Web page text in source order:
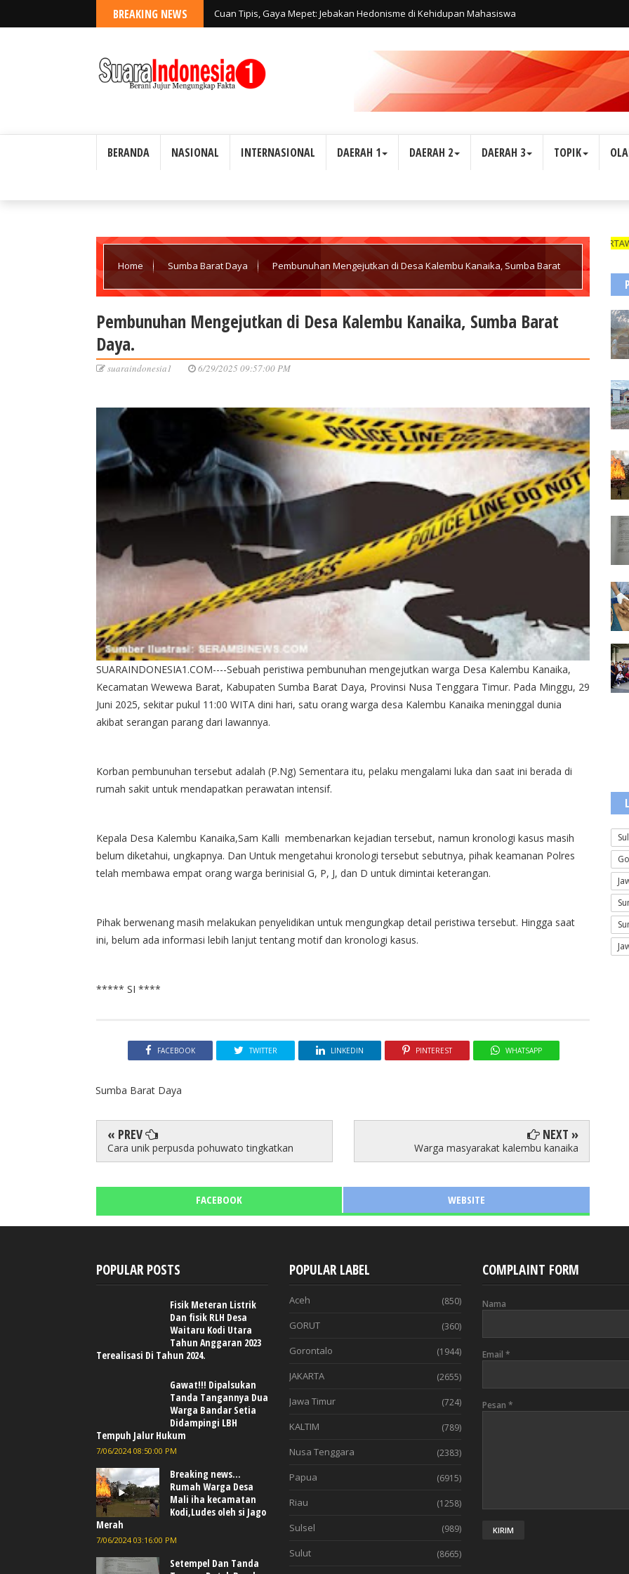
BREAKING NEWS Cuan Tipis, Gaya Mepet: Jebakan Hedonisme di Kehidupan Mahasiswa
BERANDA NASIONAL INTERNASIONAL DAERAH 1 DAERAH 2 DAERAH 3 TOPIK
Home Sumba Barat Daya Pembunuhan Mengejutkan di Desa Kalembu Kanaika, Sumba Barat
Pembunuhan Mengejutkan di Desa Kalembu Kanaika, Sumba Barat
Daya.
suaraindonesia1 6/29/2025 09:57:00 PM
SUARAINDONESIA1.COM----Sebuah peristiwa pembunuhan mengejutkan warga Desa Kalembu Kanaika,
Kecamatan Wewewa Barat, Kabupaten Sumba Barat Daya, Provinsi Nusa Tenggara Timur. Pada Minggu, 29
Juni 2025, sekitar pukul 11:00 WITA dini hari, satu orang warga desa Kalembu Kanaika meninggal dunia
akibat serangan parang dari lawannya.
Korban pembunuhan tersebut adalah (P.Ng) Sementara itu, pelaku mengalami luka dan saat ini berada di
rumah sakit untuk mendapatkan perawatan intensif.
Kepala Desa Kalembu Kanaika,Sam Kalli membenarkan kejadian tersebut, namun kronologi kasus masih
belum diketahui, ungkapnya. Dan Untuk mengetahui kronologi tersebut sebutnya, pihak keamanan Polres
telah membawa empat orang warga berinisial G, P, J, dan D untuk dimintai keterangan.
Pihak berwenang masih melakukan penyelidikan untuk mengungkap detail peristiwa tersebut. Hingga saat
ini, belum ada informasi lebih lanjut tentang motif dan kronologi kasus.
***** SI ****
FACEBOOK TWITTER LINKEDIN PINTEREST WHATSAPP
Sumba Barat Daya
« PREV
Cara unik perpusda pohuwato tingkatkan
NEXT »
Warga masyarakat kalembu kanaika
FACEBOOK WEBSITE
WARTAWAN
POPULAR POSTS
Fisik Meteran Listrik
Dan fisik RLH Desa
Waitaru Kodi Utara
Tahun Anggaran 2023
Terealisasi Di Tahun 2024.
Gawat!!! Dipalsukan
Tanda Tangannya Dua
Warga Bandar Setia
Didampingi LBH
Tempuh Jalur Hukum
7/06/2024 08:50:00 PM
Breaking news...
Rumah Warga Desa
Mali iha kecamatan
Kodi,Ludes oleh si Jago
Merah
7/06/2024 03:16:00 PM
Setempel Dan Tanda
POPULAR LABEL
Aceh (850)
GORUT (360)
Gorontalo (1944)
JAKARTA (2655)
Jawa Timur (724)
KALTIM (789)
Nusa Tenggara (2383)
Papua (6915)
Riau (1258)
Sulsel (989)
Sulut (8665)
COMPLAINT FORM
Nama
Email *
Pesan *